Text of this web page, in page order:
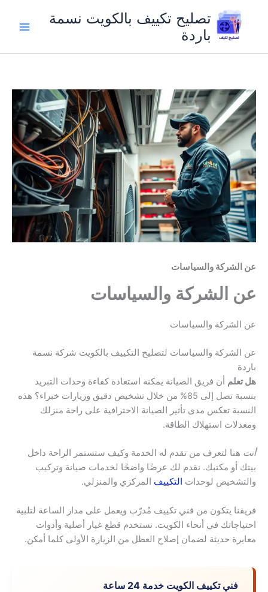
المحتوى
تصليح تكييف بالكويت نسمة
باردة
عن الشركة والسياسات
عن الشركة والسياسات
عن الشركة والسياسات
عن الشركة والسياسات لتصليح التكييف بالكويت شركة نسمة
باردة
هل تعلم أن فريق الصيانة يمكنه استعادة كفاءة وحدات التبريد
بنسبة تصل إلى 85% من خلال تشخيص دقيق وزيارات خبراء؟ هذه
النسبة تعكس مدى تأثير الصيانة الاحترافية على راحة منزلك
ومعدلات استهلاك الطاقة.
أنت هنا لتعرف من تقدم له الخدمة وكيف ستستمر الراحة داخل
بيتك أو مكتبك. نقدم لك عرضًا واضحًا لخدمات صيانة وتركيب
والتشخيص لوحدات التكييف المركزي والمنزلي.
فريقنا يتكون من فني تكييف مُدرّب ويعمل على مدار الساعة لتلبية
احتياجاتك في أنحاء الكويت. نستخدم قطع غيار أصلية وأدوات
معايرة حديثة لضمان إصلاح العطل من الزيارة الأولى كلما أمكن.
فني تكييف الكويت خدمة 24 ساعة